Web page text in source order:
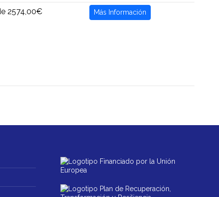
2574,00€ Más Información